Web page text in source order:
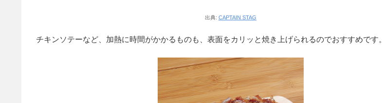
出典: CAPTAIN STAG
チキンソテーなど、加熱に時間がかかるものも、表面をカリッと焼き上げられるのでおすすめです。